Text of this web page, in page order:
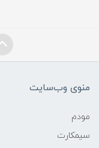
منوی وب‌سایت
مودم
سیمکارت